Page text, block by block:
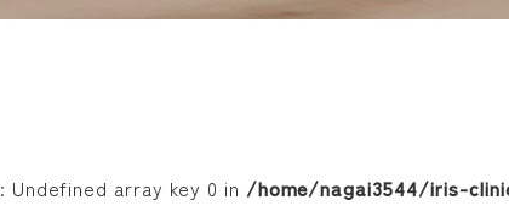
: Undefined array key 0 in /home/nagai3544/iris-